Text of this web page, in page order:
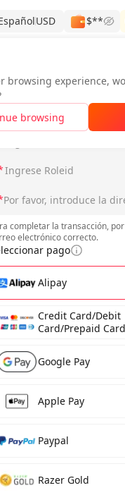
USD $**
del pedido
completar la transacción,
electrónico correcto.
pago
Alipay
Credit Card/Debit
Card/Prepaid Card
Google Pay
Apple Pay
Paypal
Razer Gold
browsing experience,
browsing